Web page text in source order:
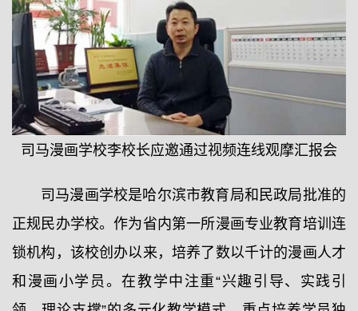
司马漫画学校李校长应邀通过视频连线观摩汇报会
司马漫画学校是哈尔滨市教育局和民政局批准的
正规民办学校。作为省内第一所漫画专业教育培训连
锁机构，该校创办以来，培养了数以千计的漫画人才
和漫画小学员。在教学中注重“兴趣引导、实践引